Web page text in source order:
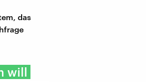
das
will